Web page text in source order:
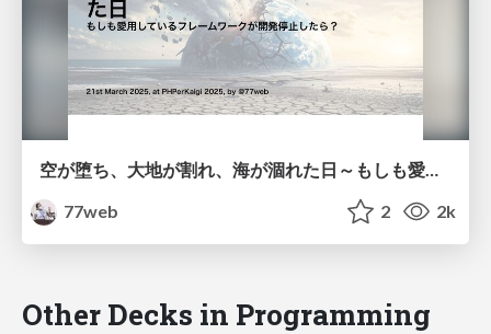
空が堕ち、大地が割れ、海が涸れた日～もしも愛用しているフレームワークが開発停止したら？～ #phperkaigi 2025
77web
2 2k
Other Decks in Programming